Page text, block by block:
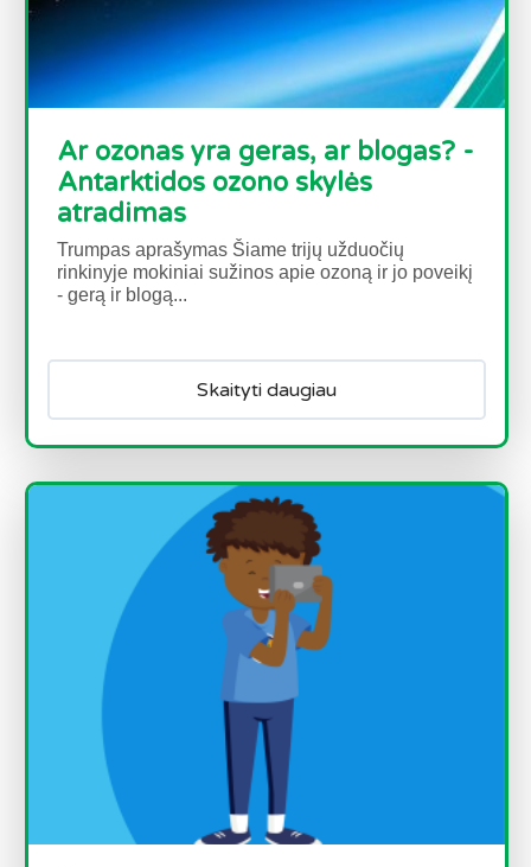
Ar ozonas yra geras, ar blogas? -
Antarktidos ozono skylės
atradimas
Trumpas aprašymas Šiame trijų užduočių
rinkinyje mokiniai sužinos apie ozoną ir jo poveikį
- gerą ir blogą...
Skaityti daugiau